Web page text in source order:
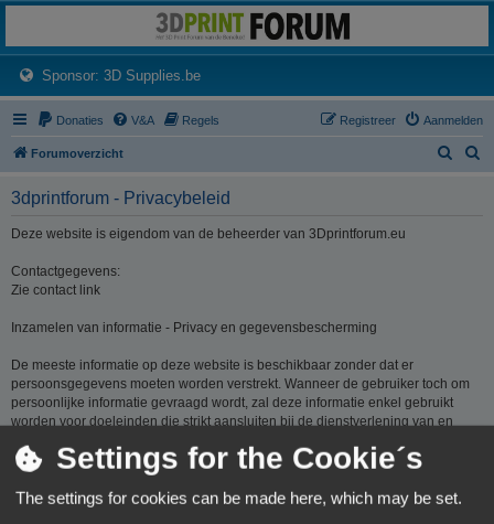
Het 3D print forum van de Benelux na de sluiting van 3dprintforum.nl
Sponsor: 3D Supplies.be(Opens a new tab)
Donaties V&A Regels Aanmelden
Registreer
Forumoverzicht
3dprintforum - Privacybeleid
Deze website is eigendom van de beheerder van 3Dprintforum.eu
Contactgegevens:
Zie contact link
Inzamelen van informatie - Privacy en gegevensbescherming
De meeste informatie op deze website is beschikbaar zonder dat er
persoonsgegevens moeten worden verstrekt. Wanneer de gebruiker toch om
persoonlijke informatie gevraagd wordt, zal deze informatie enkel gebruikt
worden voor doeleinden die strikt aansluiten bij de dienstverlening van en
registreren van een account dan wel op basis van haar gerechtvaardigd
belang om diensten te verlenen en u hiervoor te contacteren. De informatie
over u wordt u op verzoek meegedeeld. U kan deze, indien nodig, laten
Settings for the Cookie´s
The settings for cookies can be made here, which may be set.